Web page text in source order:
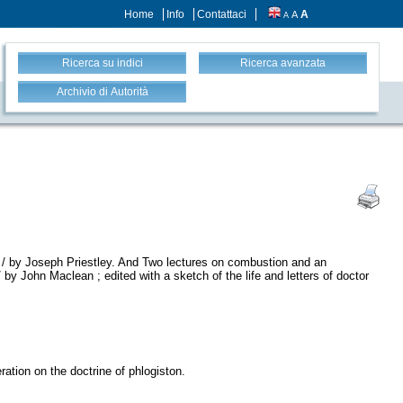
Home Info Contattaci A A A
Ricerca su indici Ricerca avanzata
Archivio di Autorità